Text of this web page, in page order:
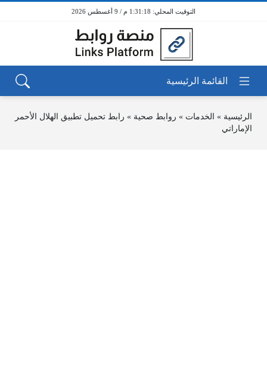
1:31:18 م / 9 أغسطس 2026
الرئيسية » الخدمات » روابط صحية » رابط تحميل تطبيق الهلال الأحمر
الإماراتي